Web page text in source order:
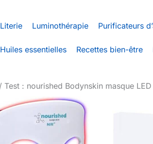
Literie Luminothérapie Purificateurs
Huiles essentielles Recettes bien-être
Test : nourished Bodynskin masque